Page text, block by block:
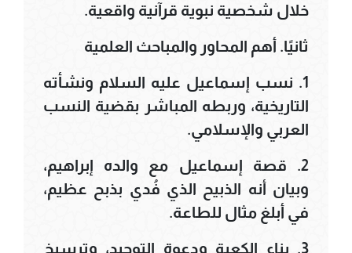
خلال شخصية نبوية قرآنية واقعية.
ثانيًا. أهم المحاور والمباحث العلمية
1. نسب إسماعيل عليه السلام ونشأته
التاريخية، وربطه المباشر بقضية النسب
العربي والإسلامي.
2. قصة إسماعيل مع والده إبراهيم،
وبيان أنه الذبيح الذي فُدي بذبح عظيم،
في أبلغ مثال للطاعة.
3. بناء الكعبة ودعوة التوحيد، وترسيخ